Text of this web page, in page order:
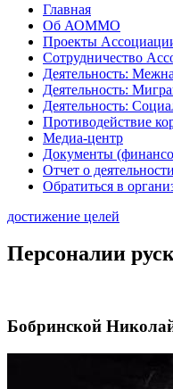
Главная
Об АОММО
Проекты
Сотрудничество
Деятельность:
Деятельность:
Деятельность:
Противодействие
Медиа-центр
Документы
Отчет о деятельности
Обратиться в
достижение целей
Персоналии
Бобринской